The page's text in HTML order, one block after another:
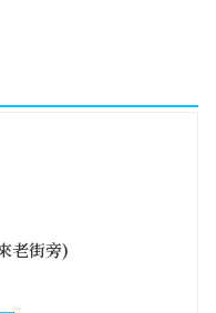
老街旁)